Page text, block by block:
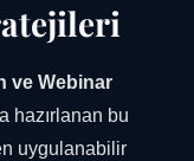
ve Webinar
hazırlanan bu
uygulanabilir